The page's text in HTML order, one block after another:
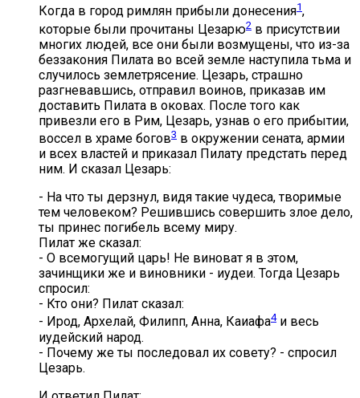
Когда в город римлян прибыли донесения1,
которые были прочитаны Цезарю2 в присутствии
многих людей, все они были возмущены, что из-за
беззакония Пилата во всей земле наступила тьма и
случилось землетрясение. Цезарь, страшно
разгневавшись, отправил воинов, приказав им
доставить Пилата в оковах. После того как
привезли его в Рим, Цезарь, узнав о его прибытии,
воссел в храме богов3 в окружении сената, армии
и всех властей и приказал Пилату предстать перед
ним. И сказал Цезарь:
- На что ты дерзнул, видя такие чудеса, творимые
тем человеком? Решившись совершить злое дело,
ты принес погибель всему миру.
Пилат же сказал:
- О всемогущий царь! Не виноват я в этом,
зачинщики же и виновники - иудеи. Тогда Цезарь
спросил:
- Кто они? Пилат сказал:
- Ирод, Архелай, Филипп, Анна, Каиафа4и весь
иудейский народ.
- Почему же ты последовал их совету? - спросил
Цезарь.